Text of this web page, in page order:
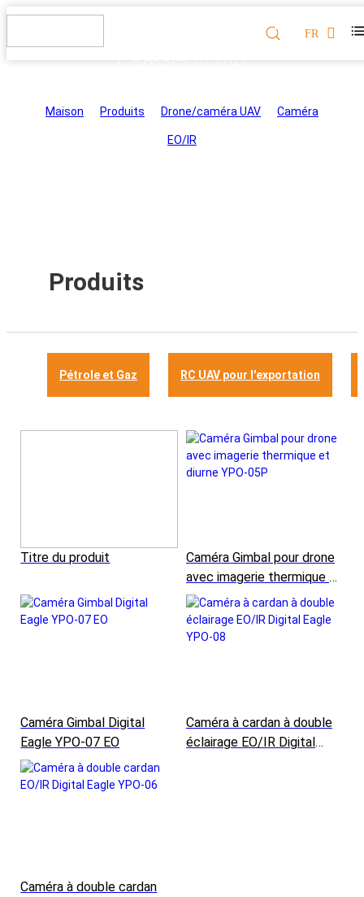
FR
Maison Produits Drone/caméra UAV Caméra
EO/IR
Produits
Pétrole et Gaz RC UAV pour l'exportation
Titre du produit
Caméra Gimbal pour drone
avec imagerie thermique et
diurne YPO-05P
Caméra Gimbal Digital
Eagle YPO-07 EO
Caméra à cardan à double
éclairage EO/IR Digital
Caméra à double cardan